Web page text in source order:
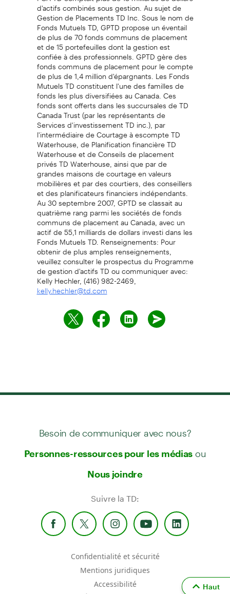
d'actifs combinés sous gestion. Au sujet de
Gestion de Placements TD Inc. Sous le nom de
Fonds Mutuels TD, GPTD propose un éventail
de plus de 70 fonds communs de placement
et de 15 portefeuilles dont la gestion est
confiée à des professionnels. GPTD gère des
fonds communs de placement pour le compte
de plus de 1,4 million d'épargnants. Les Fonds
Mutuels TD constituent l'une des familles de
fonds les plus diversifiées au Canada. Ces
fonds sont offerts dans les succursales de TD
Canada Trust (par les représentants de
Services d'investissement TD inc.), par
l'intermédiaire de Courtage à escompte TD
Waterhouse, de Planification financière TD
Waterhouse et de Conseils de placement
privés TD Waterhouse, ainsi que par de
grandes maisons de courtage en valeurs
mobilières et par des courtiers, des conseillers
et des planificateurs financiers indépendants.
Au 30 septembre 2007, GPTD se classait au
quatrième rang parmi les sociétés de fonds
communs de placement au Canada, avec un
actif de 55,1 milliards de dollars investi dans les
Fonds Mutuels TD. Renseignements: Pour
obtenir de plus amples renseignements,
veuillez consulter le prospectus du Programme
de gestion d'actifs TD ou communiquer avec:
Kelly Hechler, (416) 982-2469,
kelly.hechler@td.com
Besoin de communiquer avec nous?
Personnes-ressources pour les médias ou
Nous joindre
Suivre la TD:
Confidentialité et sécurité
Mentions juridiques
Accessibilité
Haut